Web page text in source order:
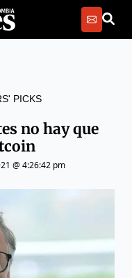
PICKS
no hay que
@ 4:26:42 pm